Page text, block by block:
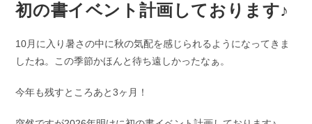
初の書イベント計画しております♪
10月に入り暑さの中に秋の気配を感じられるようになってきま
したね。この季節かほんと待ち遠しかったなぁ。
今年も残すところあと3ヶ月！